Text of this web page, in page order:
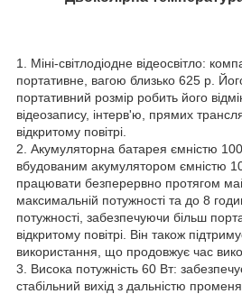
1. Міні-світлодіодне відеосвітло:
портативне, вагою близько 625 р.
портативний розмір робить його
відеозапису, інтерв'ю, прямих
відкритому повітрі.
2. Акумуляторна батарея ємністю
вбудованим акумулятором ємністю
працювати безперервно протягом
максимальній потужності та до 8
потужності, забезпечуючи більш
відкритому повітрі. Він також
використання, що продовжує час
3. Висока потужність 60 Вт:
стабільний вихід з дальністю